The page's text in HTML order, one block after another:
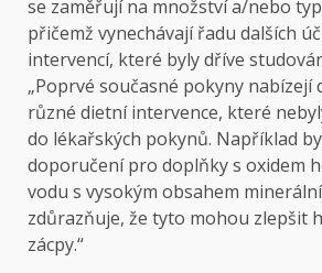
se zaměřují na množství a/nebo
přičemž vynechávají řadu dalších
intervencí, které byly dříve
„Poprvé současné pokyny
různé dietní intervence, které
do lékařských pokynů. Například
doporučení pro doplňky s oxidem
vodu s vysokým obsahem
zdůrazňuje, že tyto mohou zlepšit
zácpy.“